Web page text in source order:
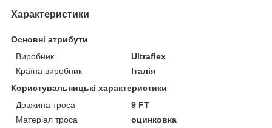
Характеристики
Основні атрибути
Виробник
Ultraflex
Країна виробник
Італія
Користувальницькі характеристики
Довжина троса
9 FT
Матеріал троса
оцинковка